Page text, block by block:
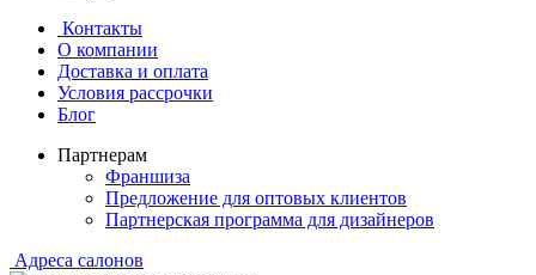
Контакты
О компании
Доставка и оплата
Условия рассрочки
Блог
Партнерам
Франшиза
Предложение для оптовых клиентов
Партнерская программа для дизайнеров
Адреса салонов